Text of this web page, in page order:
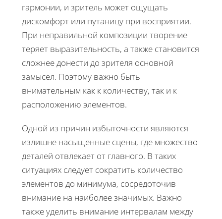
гармонии, и зритель может ощущать
дискомфорт или путаницу при восприятии.
При неправильной композиции творение
теряет выразительность, а также становится
сложнее донести до зрителя основной
замысел. Поэтому важно быть
внимательным как к количеству, так и к
расположению элементов.
Одной из причин избыточности являются
излишне насыщенные сцены, где множество
деталей отвлекает от главного. В таких
ситуациях следует сократить количество
элементов до минимума, сосредоточив
внимание на наиболее значимых. Важно
также уделить внимание интервалам между